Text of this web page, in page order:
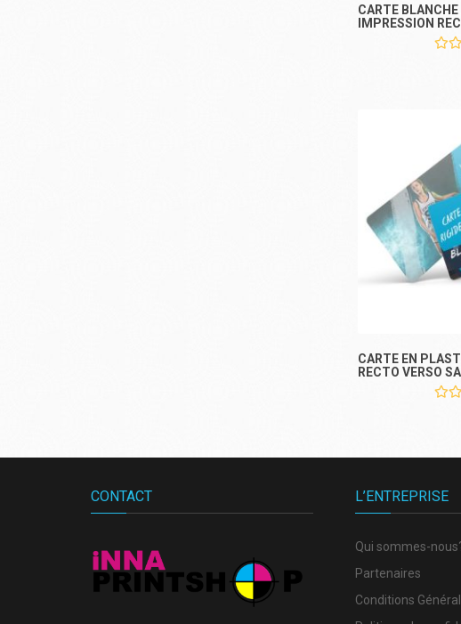
CARTE
IMPRESSION
CARTE EN
RECTO VERSO
CONTACT L’ENTREPRISE
Qui sommes-
Partenaires
Conditions